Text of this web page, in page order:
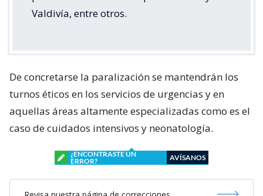
Valdivía, entre otros.
De concretarse la paralización se mantendrán los
turnos éticos en los servicios de urgencias y en
aquellas áreas altamente especializadas como es el
caso de cuidados intensivos y neonatología.
¿ENCONTRASTE UN
ERROR?
AVÍSANOS